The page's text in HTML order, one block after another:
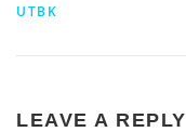
UTBK
LEAVE A REPLY